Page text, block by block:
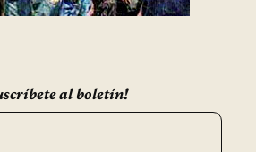
al boletín!